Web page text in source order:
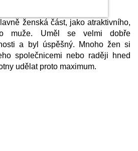
ženská část, jako atraktivního,
muže. Uměl se velmi dobře
a byl úspěšný. Mnoho žen si
společnicemi nebo raději hned
udělat proto maximum.